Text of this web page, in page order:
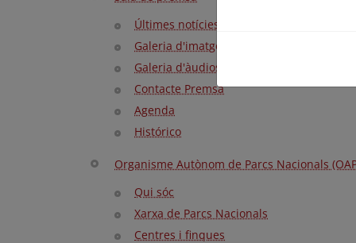
Últimes notícies
Galeria d'imatges
Galeria d'àudios
Contacte Premsa
Agenda
Histórico
Organisme Autònom de Parcs Nacionals
Qui sóc
Xarxa de Parcs Nacionals
Centres i finques